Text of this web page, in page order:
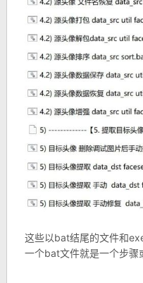
这些以bat结尾的文件和
一个bat文件就是一个步骤